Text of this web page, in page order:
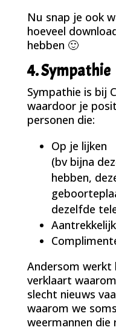
Nu snap je ook
hoeveel
hebben 🙂
4. Sympathie
Sympathie is bij
waardoor je
personen die:
Op je lijken
(bv bijna
hebben,
dezelfde
Andersom werkt
verklaart
slecht nieuws
waarom we
weermannen die